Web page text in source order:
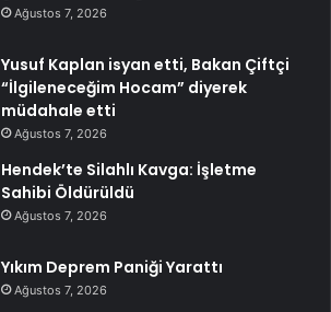
Ağustos 7, 2026
Yusuf Kaplan isyan etti, Bakan Çiftçi
“İlgileneceğim Hocam” diyerek
müdahale etti
Ağustos 7, 2026
Hendek’te Silahlı Kavga: İşletme
Sahibi Öldürüldü
Ağustos 7, 2026
Yıkım Deprem Paniği Yarattı
Ağustos 7, 2026